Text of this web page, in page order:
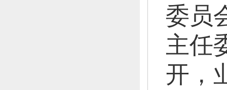
委员
主任
开，